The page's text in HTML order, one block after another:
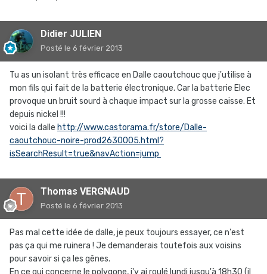
Didier JULIEN
Posté le 6 février 2013
Tu as un isolant très efficace en Dalle caoutchouc que j'utilise à
mon fils qui fait de la batterie électronique. Car la batterie Elec
provoque un bruit sourd à chaque impact sur la grosse caisse. Et
depuis nickel !!!
voici la dalle http://www.castorama.fr/store/Dalle-
caoutchouc-noire-prod2630005.html?
isSearchResult=true&navAction=jump
Thomas VERGNAUD
Posté le 6 février 2013
Pas mal cette idée de dalle, je peux toujours essayer, ce n'est
pas ça qui me ruinera ! Je demanderais toutefois aux voisins
pour savoir si ça les gênes.